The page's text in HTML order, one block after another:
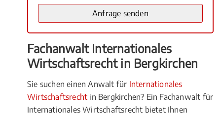
Fachanwalt Internationales
Wirtschaftsrecht in Bergkirchen
Sie suchen einen Anwalt für Internationales
Wirtschaftsrecht in Bergkirchen? Ein Fachanwalt für
Internationales Wirtschaftsrecht bietet Ihnen